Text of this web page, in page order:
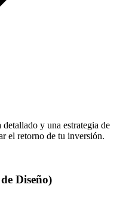
y una estrategia de
el retorno de tu inversión.
Diseño)